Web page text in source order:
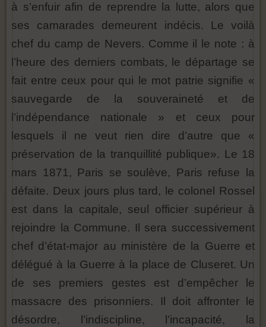
à s’enfuir afin de reprendre la lutte, alors que
ses camarades demeurent indécis. Le voilà
chef du camp de Nevers. Comme il le note : à
l’heure des derniers combats, le départage se
fait entre ceux pour qui le mot patrie signifie «
sauvegarde de la souveraineté et de
l’indépendance nationale » et ceux pour
lesquels il ne veut rien dire d’autre que «
préservation de la tranquillité publique». Le 18
mars 1871, Paris se soulève, Paris refuse
la
défaite. Deux jours plus tard, le colonel Rossel
est dans la capitale, seul officier supérieur à
rejoindre la Commune. Il sera successivement
chef d’état-major au ministère de la Guerre et
délégué à la Guerre à la place de Cluseret. Un
de ses premiers gestes est d’empêcher le
massacre des prisonniers. Il doit affronter le
désordre, l’indiscipline, l’incapacité, la